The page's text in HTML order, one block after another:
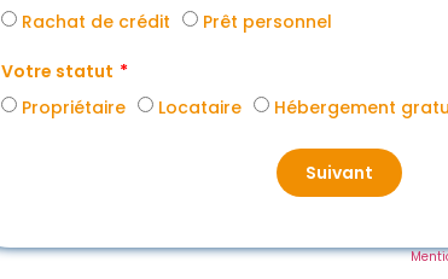
Rachat de crédit
Prêt personnel
Votre statut
Propriétaire
Locataire Hébergement
Suivant